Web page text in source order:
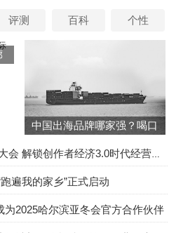
评测 百科 个性
中国出海品牌哪家强？喝口
遍我的家乡”正式启动
为2025哈尔滨亚冬会官方合作伙伴